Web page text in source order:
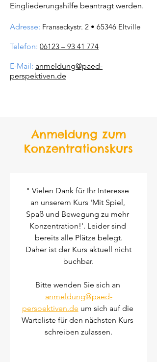
Eingliederungshilfe beantragt werden.
Adresse: Franseckystr. 2 • 65346 Eltville
Telefon: 06123 – 93 41 774
E-Mail: anmeldung@paed-
perspektiven.de
Anmeldung zum
Konzentrationskurs
" Vielen Dank für Ihr Interesse
an unserem Kurs 'Mit Spiel,
Spaß und Bewegung zu mehr
Konzentration!'. Leider sind
bereits alle Plätze belegt.
buchbar.
Bitte wenden Sie sich an
anmeldung@paed-
persoektiven.de um sich auf die
Warteliste für den nächsten Kurs
schreiben zulassen.